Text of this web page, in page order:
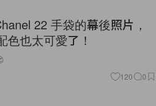
22 手袋的幕後照片，
也太可愛了！
120 0